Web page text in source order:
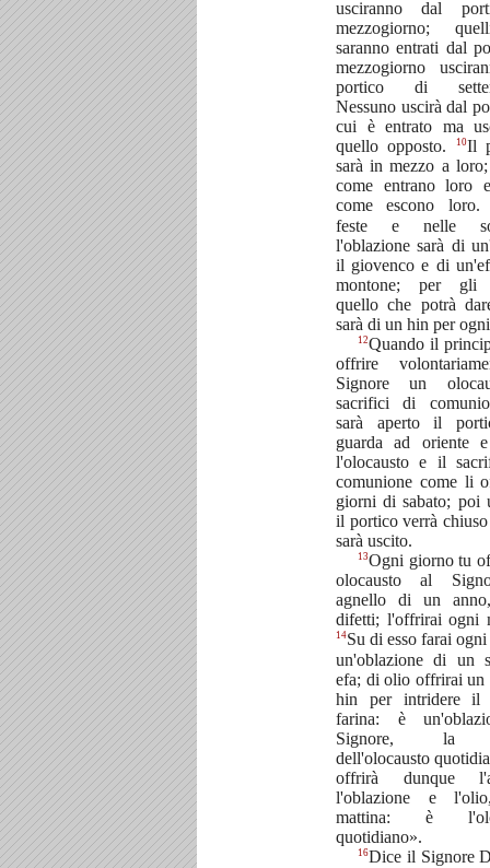
usciranno dal
mezzogiorno;
saranno entrati dal
mezzogiorno
portico di
Nessuno uscirà dal
cui è entrato ma
quello opposto.
10Il
sarà in mezzo a loro;
come entrano loro
come escono
feste e nelle
l'oblazione sarà di
il giovenco e di
montone; per gli
quello che potrà
sarà di un hin per
12Quando il
offrire
Signore un
sacrifici di
sarà aperto il
guarda ad oriente
l'olocausto e il
comunione come li
giorni di sabato; poi
il portico verrà chiuso
sarà uscito.
13Ogni giorno tu
olocausto al
agnello di un
difetti; l'offrirai ogni
14Su di esso farai
un'oblazione di un
efa; di olio offrirai un
hin per intridere
farina: è
Signore, la
dell'olocausto
offrirà dunque
l'oblazione e
mattina: è
quotidiano».
16Dice il Signore